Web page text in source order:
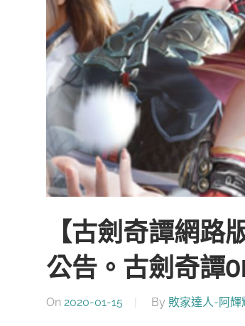
【古劍奇譚網路
公告。古劍奇譚
On 2020-01-15 By 敗家達人-阿輝